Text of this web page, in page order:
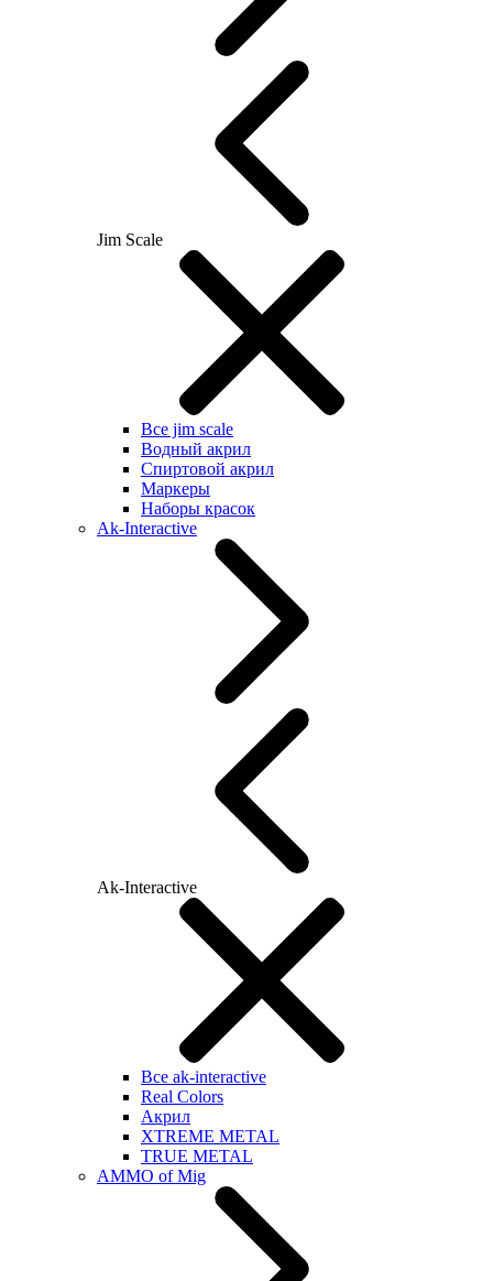
Jim Scale
Все jim scale
Водный акрил
Спиртовой акрил
Маркеры
Наборы красок
Ak-Interactive
Ak-Interactive
Все ak-interactive
Real Colors
Акрил
XTREME METAL
TRUE METAL
AMMO of Mig